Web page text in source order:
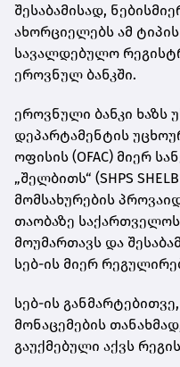
შესაბამისად,
ახორციელებს ამ
სავალდებულო
ეროვნულ ბანკში.
ეროვნული ბანკი ხაზს
დეპარტამენტის
ოფისის (OFAC) მიერ
„შელბითს“ (SHPS
მომსახურების
თაობაზე
მოუმართავს და
სებ-ის მიერ
სებ-ის
მონაცემების
გაუქმებული აქვს